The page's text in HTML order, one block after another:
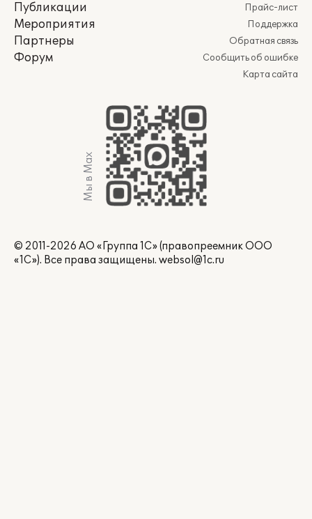
Публикации
Мероприятия
Партнеры
Форум
Прайс-лист
Поддержка
Обратная связь
Сообщить об ошибке
Карта сайта
Мы в Max
© 2011-2026 АО «Группа 1С» (правопреемник ООО
«1С»). Все права защищены. websol@1c.ru